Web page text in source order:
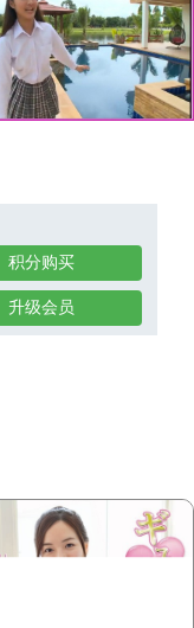
积分购买
升级会员